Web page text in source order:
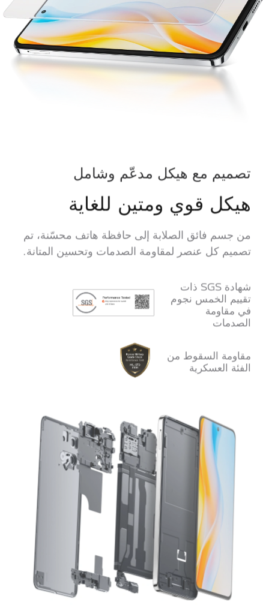
تصميم مع هيكل مدعّم وشامل
هيكل قوي ومتين للغاية
من جسم فائق الصلابة إلى حافظة هاتف محسّنة، تم
تصميم كل عنصر لمقاومة الصدمات وتحسين المتانة.
شهادة SGS ذات
تقييم الخمس نجوم
في مقاومة
الصدمات
مقاومة السقوط من
الفئة العسكرية